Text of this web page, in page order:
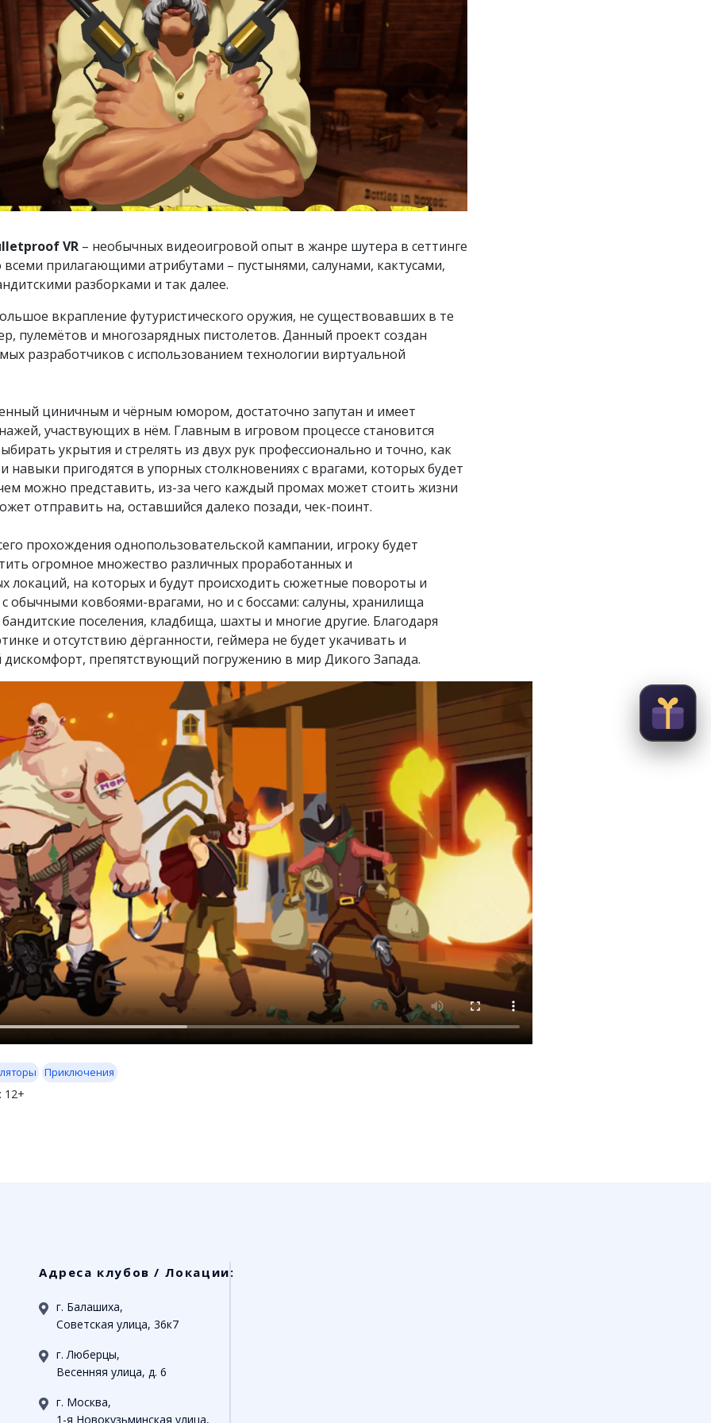
VR – необычных видеоигровой опыт в жанре шутера в сеттинге
всеми прилагающими атрибутами – пустынями, салунами, кактусами,
разборками и так далее.
вкрапление футуристического оружия, не существовавших в те
пулемётов и многозарядных пистолетов. Данный проект создан
разработчиков с использованием технологии виртуальной
циничным и чёрным юмором, достаточно запутан и имеет
участвующих в нём. Главным в игровом процессе становится
укрытия и стрелять из двух рук профессионально и точно, как
навыки пригодятся в упорных столкновениях с врагами, которых будет
можно представить, из-за чего каждый промах может стоить жизни
отправить на, оставшийся далеко позади, чек-поинт.
прохождения однопользовательской кампании, игроку будет
огромное множество различных проработанных и
локаций, на которых и будут происходить сюжетные повороты и
обычными ковбоями-врагами, но и с боссами: салуны, хранилища
поселения, кладбища, шахты и многие другие. Благодаря
и отсутствию дёрганности, геймера не будет укачивать и
препятствующий погружению в мир Дикого Запада.
Приключения
12+
Адреса клубов / Локации:
г. Балашиха,
Советская улица, 36к7
г. Люберцы,
Весенняя улица, д. 6
г. Москва,
1-я Новокузьминская улица,